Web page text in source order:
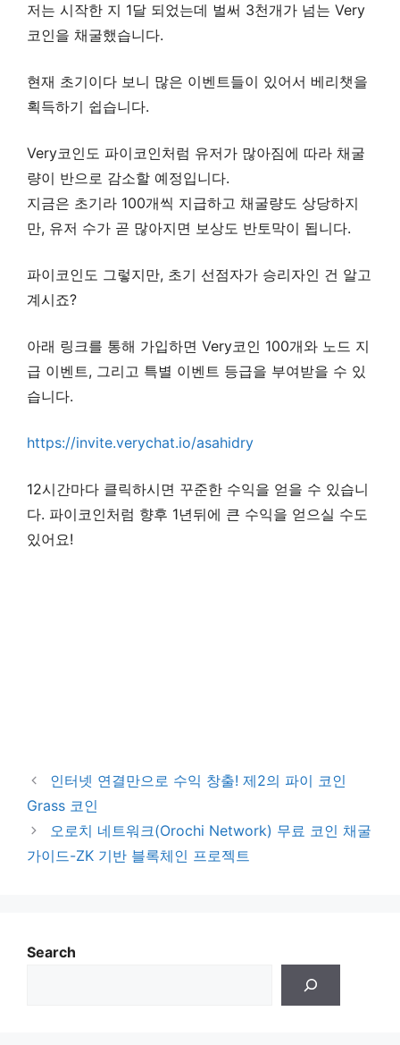
저는 시작한 지 1달 되었는데 벌써 3천개가 넘는 Very
코인을 채굴했습니다.
현재 초기이다 보니 많은 이벤트들이 있어서 베리챗을
획득하기 쉽습니다.
Very코인도 파이코인처럼 유저가 많아짐에 따라 채굴
량이 반으로 감소할 예정입니다.
지금은 초기라 100개씩 지급하고 채굴량도 상당하지
만, 유저 수가 곧 많아지면 보상도 반토막이 됩니다.
파이코인도 그렇지만, 초기 선점자가 승리자인 건 알고
계시죠?
아래 링크를 통해 가입하면 Very코인 100개와 노드 지
급 이벤트, 그리고 특별 이벤트 등급을 부여받을 수 있
습니다.
https://invite.verychat.io/asahidry
12시간마다 클릭하시면 꾸준한 수익을 얻을 수 있습니
다. 파이코인처럼 향후 1년뒤에 큰 수익을 얻으실 수도
있어요!
인터넷 연결만으로 수익 창출! 제2의 파이 코인
Grass 코인
오로치 네트워크(Orochi Network) 무료 코인 채굴
가이드-ZK 기반 블록체인 프로젝트
Search